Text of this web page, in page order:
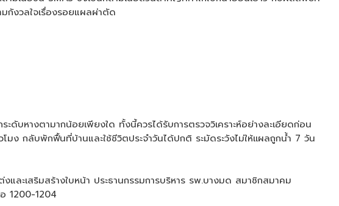
กังวลใจเรื่องรอยแผลผ่าตัด
บหางตามากน้อยเพียงใด ทั้งนี้ควรได้รับการตรวจวิเคราะห์อย่างละเอียดก่อน
ง กลับพักฟื้นที่บ้านและใช้ชีวิตประจำวันได้ปกติ ระมัดระวังไม่ให้เเผลถูกน้ำ 7 วัน
ะเสริมสร้างใบหน้า ประธานกรรมการบริหาร รพ.บางมด สมาชิกสมาคม
1200-1204